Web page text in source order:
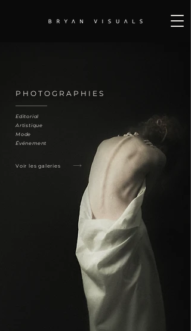
PHOTOGRAPHIES
Editorial
Artistique
Mode
Événement
Voir les galeries